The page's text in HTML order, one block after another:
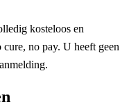
kosteloos en
no pay. U heeft geen